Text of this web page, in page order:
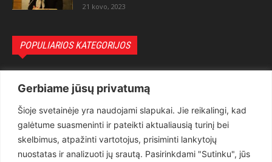
Gerbiame jūsų privatumą
Šioje svetainėje yra naudojami slapukai. Jie reikalingi, kad
galėtume suasmeninti ir pateikti aktualiausią turinį bei
skelbimus, atpažinti vartotojus, prisiminti lankytojų
nuostatas ir analizuoti jų srautą. Pasirinkdami "Sutinku", jūs
21 kovo, 2023
POPULIARIOS KATEGORIJOS
Teisėsauga
1497
Aktualu
Lietuva
619